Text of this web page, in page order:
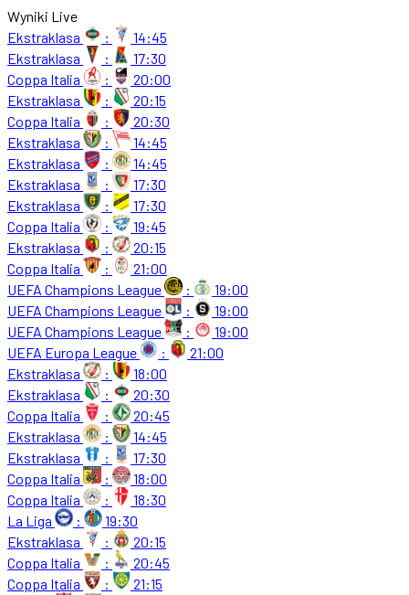
Wyniki Live
Ekstraklasa
:
14:45
Ekstraklasa
:
17:30
Coppa Italia
:
20:00
Ekstraklasa
:
20:15
Coppa Italia
:
20:30
Ekstraklasa
:
14:45
Ekstraklasa
:
14:45
Ekstraklasa
:
17:30
Ekstraklasa
:
17:30
Coppa Italia
:
19:45
Ekstraklasa
:
20:15
Coppa Italia
:
21:00
UEFA Champions League
:
19:00
UEFA Champions League
:
19:00
UEFA Champions League
:
19:00
UEFA Europa League
:
21:00
Ekstraklasa
:
18:00
Ekstraklasa
:
20:30
Coppa Italia
:
20:45
Ekstraklasa
:
14:45
Ekstraklasa
:
17:30
Coppa Italia
:
18:00
Coppa Italia
:
18:30
La Liga
:
19:30
Ekstraklasa
:
20:15
Coppa Italia
:
20:45
Coppa Italia
:
21:15